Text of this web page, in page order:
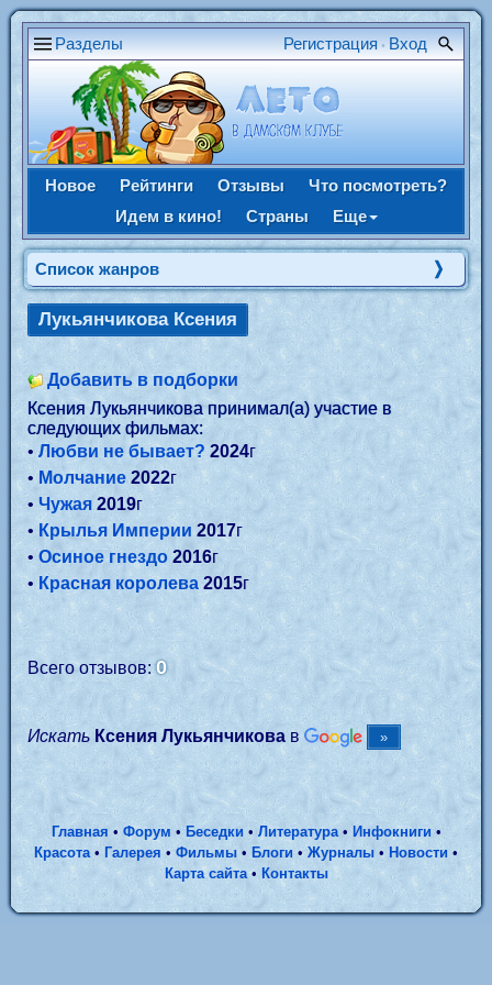
Разделы Регистрация • Вход
Новое Рейтинги Отзывы
Что посмотреть?
Идем в кино!
Страны Еще
Список жанров
Лукьянчикова Ксения
Добавить в подборки
Ксения Лукьянчикова принимал(а) участие в
следующих фильмах:
•Любви не бывает? 2024г
• Молчание 2022г
• Чужая 2019г
• Крылья Империи 2017г
• Осиное гнездо 2016г
• Красная королева 2015г
Всего отзывов:0
Искать Ксения Лукьянчикова в
Главная • Форум• Беседки• Литература• Инфокниги•
Красота• Галерея • Фильмы • Блоги • Журналы • Новости •
Карта сайта• Контакты